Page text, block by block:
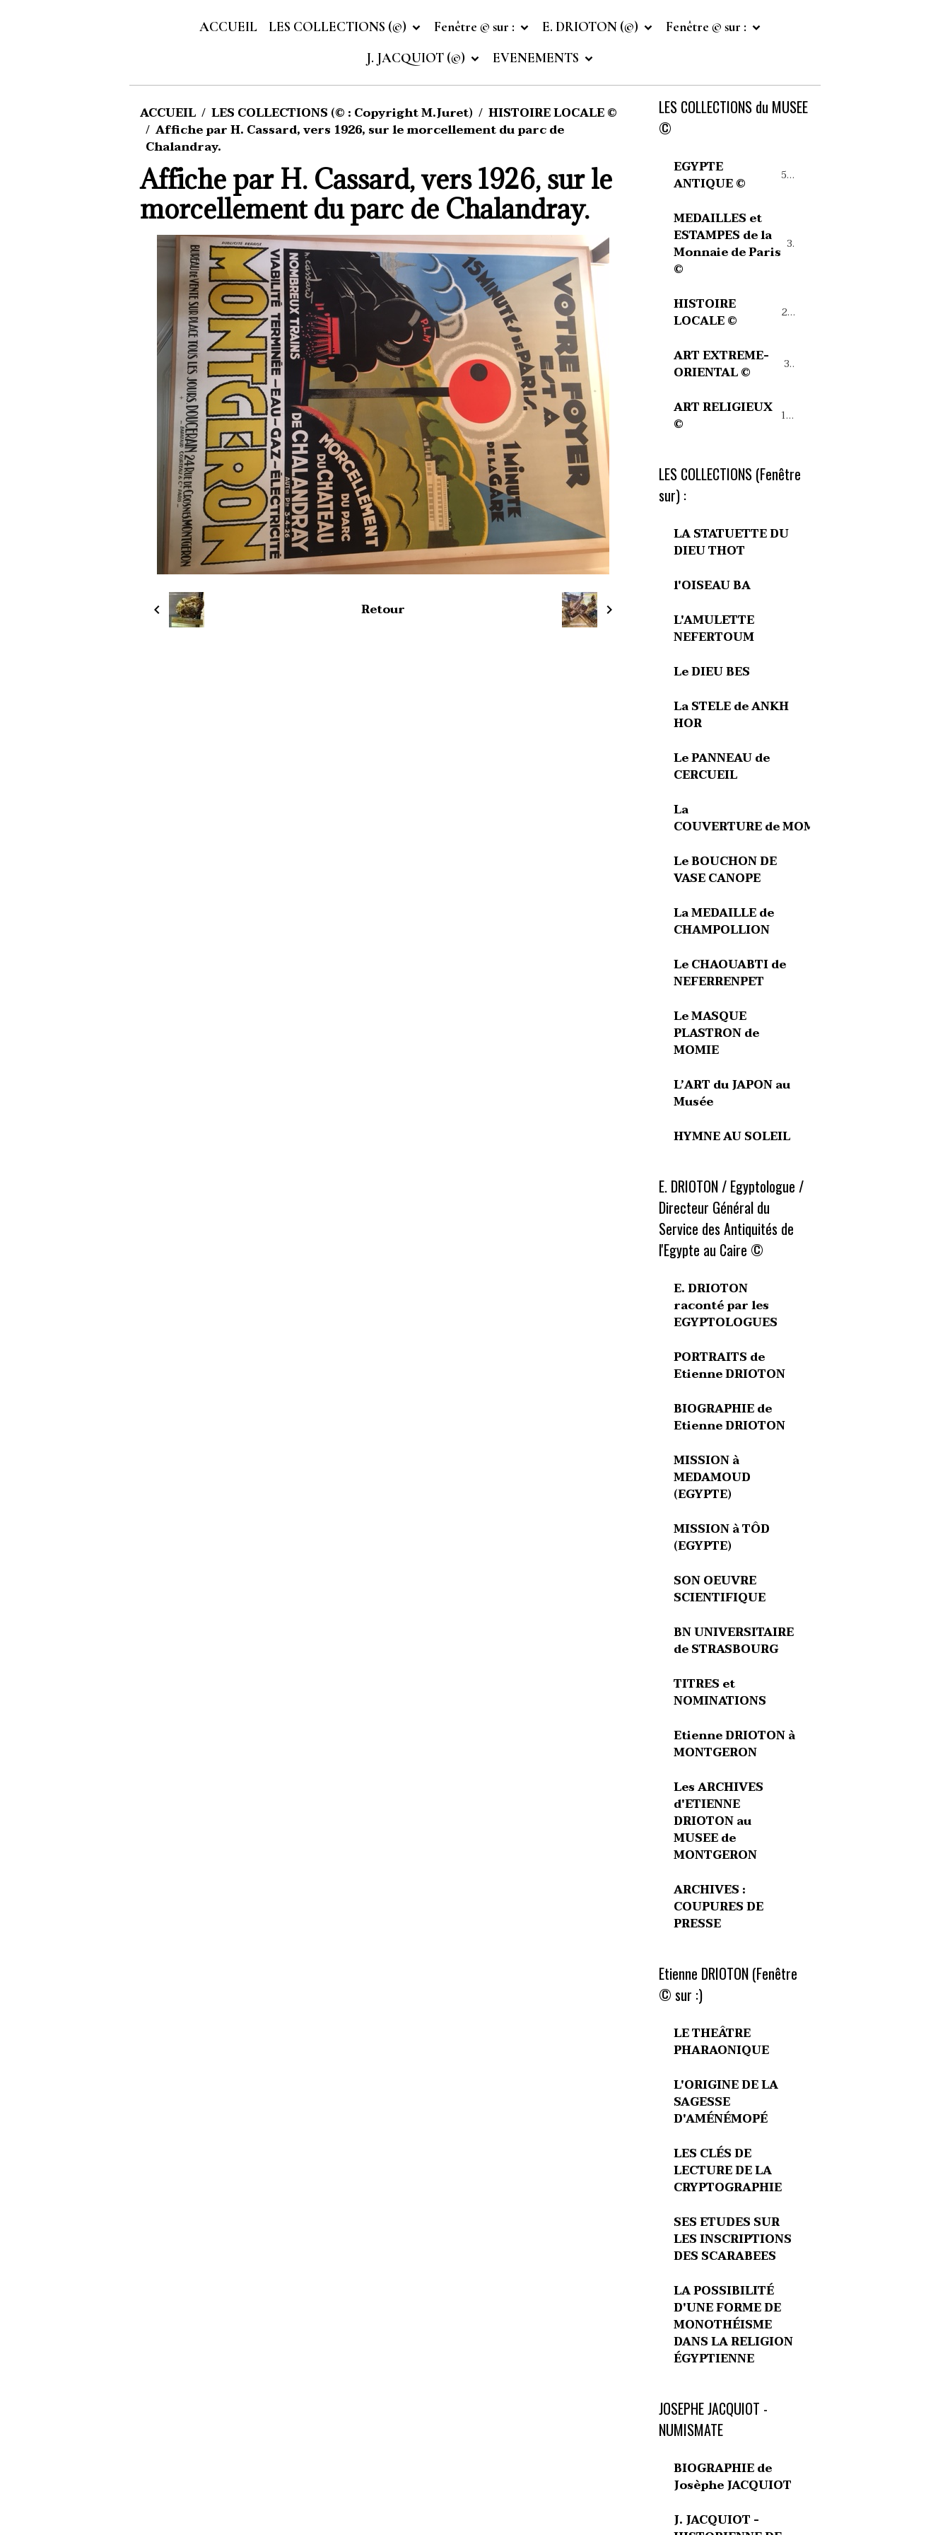
ACCUEIL LES COLLECTIONS (©) Fenêtre © sur : E. DRIOTON (©)
Fenêtre © sur :
J. JACQUIOT (©)
EVENEMENTS
ACCUEIL LES COLLECTIONS (© : Copyright M.Juret)
HISTOIRE LOCALE ©
Affiche par H. Cassard, vers 1926, sur le morcellement du parc de
Chalandray.
Affiche par H. Cassard, vers 1926, sur le
morcellement du parc de Chalandray.
Retour
LES COLLECTIONS du MUSEE
©
EGYPTE
ANTIQUE ©
54
MEDAILLES et
ESTAMPES de la
Monnaie de Paris
©
39
HISTOIRE
LOCALE ©
27
ART EXTREME-
ORIENTAL ©
32
ART RELIGIEUX
©
15
LES COLLECTIONS (Fenêtre
sur) :
LA STATUETTE DU
DIEU THOT
l'OISEAU BA
L'AMULETTE
NEFERTOUM
Le DIEU BES
La STELE de ANKH
HOR
Le PANNEAU de
CERCUEIL
La
COUVERTURE de MOMIE
Le BOUCHON DE
VASE CANOPE
La MEDAILLE de
CHAMPOLLION
Le CHAOUABTI de
NEFERRENPET
Le MASQUE
PLASTRON de
MOMIE
L’ART du JAPON au
Musée
HYMNE AU SOLEIL
E. DRIOTON / Egyptologue /
Directeur Général du
Service des Antiquités de
l'Egypte au Caire ©
E. DRIOTON
raconté par les
EGYPTOLOGUES
PORTRAITS de
Etienne DRIOTON
BIOGRAPHIE de
Etienne DRIOTON
MISSION à
MEDAMOUD
(EGYPTE)
MISSION à TÔD
(EGYPTE)
SON OEUVRE
SCIENTIFIQUE
BN UNIVERSITAIRE
de STRASBOURG
TITRES et
NOMINATIONS
Etienne DRIOTON à
MONTGERON
Les ARCHIVES
d'ETIENNE
DRIOTON au
MUSEE de
MONTGERON
ARCHIVES :
COUPURES DE
PRESSE
Etienne DRIOTON (Fenêtre
© sur :)
LE THEÂTRE
PHARAONIQUE
L'ORIGINE DE LA
SAGESSE
D'AMÉNÉMOPÉ
LES CLÉS DE
LECTURE DE LA
CRYPTOGRAPHIE
SES ETUDES SUR
LES INSCRIPTIONS
DES SCARABEES
LA POSSIBILITÉ
D'UNE FORME DE
MONOTHÉISME
DANS LA RELIGION
ÉGYPTIENNE
JOSEPHE JACQUIOT -
NUMISMATE
BIOGRAPHIE de
Josèphe JACQUIOT
J. JACQUIOT -